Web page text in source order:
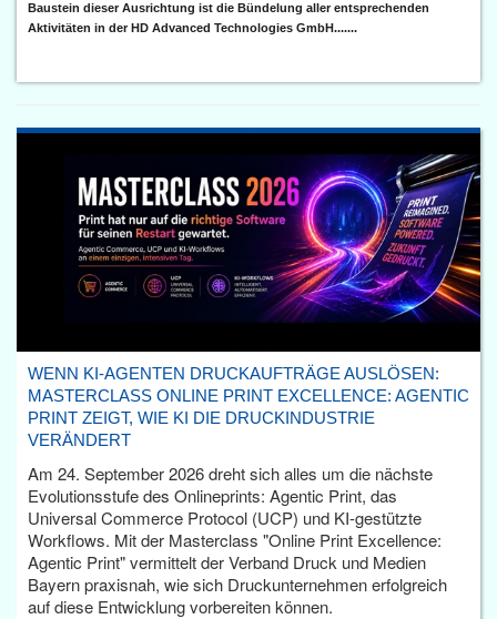
Baustein dieser Ausrichtung ist die Bündelung aller entsprechenden
Aktivitäten in der HD Advanced Technologies GmbH.......
WENN KI-AGENTEN DRUCKAUFTRÄGE AUSLÖSEN:
MASTERCLASS ONLINE PRINT EXCELLENCE: AGENTIC
PRINT ZEIGT, WIE KI DIE DRUCKINDUSTRIE
VERÄNDERT
Am 24. September 2026 dreht sich alles um die nächste
Evolutionsstufe des Onlineprints: Agentic Print, das
Universal Commerce Protocol (UCP) und KI-gestützte
Workflows. Mit der Masterclass "Online Print Excellence:
Agentic Print" vermittelt der Verband Druck und Medien
Bayern praxisnah, wie sich Druckunternehmen erfolgreich
auf diese Entwicklung vorbereiten können.